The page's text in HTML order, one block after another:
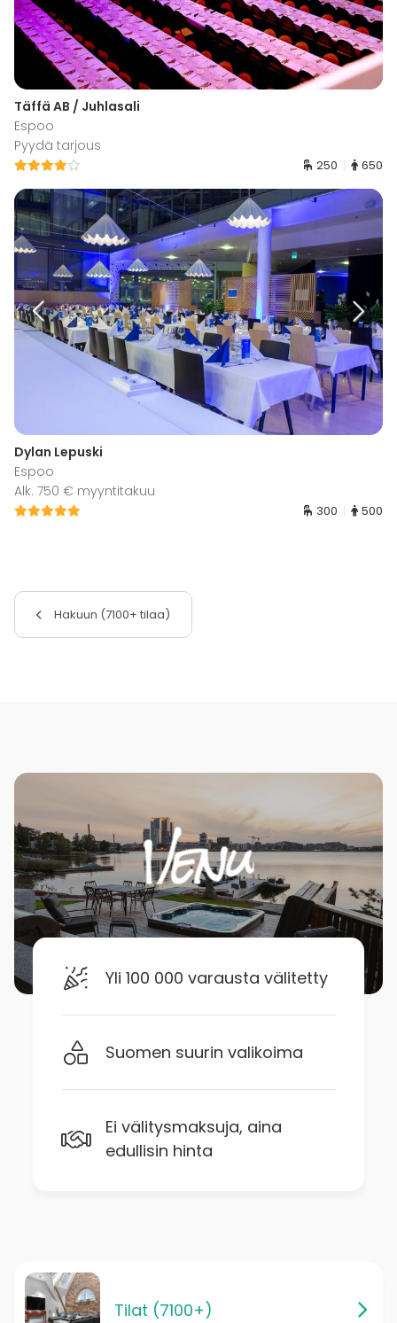
Täffä AB / Juhlasali
Espoo
Pyydä tarjous
250 650
Dylan Lepuski
Espoo
Alk. 750 € myyntitakuu
300 500
Hakuun (7100+ tilaa)
Yli 100 000 varausta välitetty
Suomen suurin valikoima
Ei välitysmaksuja, aina
edullisin hinta
Tilat (7100+)